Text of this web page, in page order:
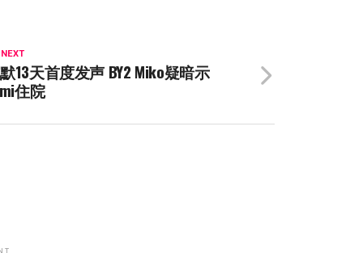
13天首度发声 BY2 Miko疑暗示
住院